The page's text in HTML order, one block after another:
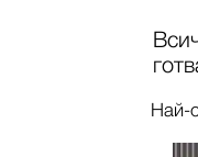
Най-